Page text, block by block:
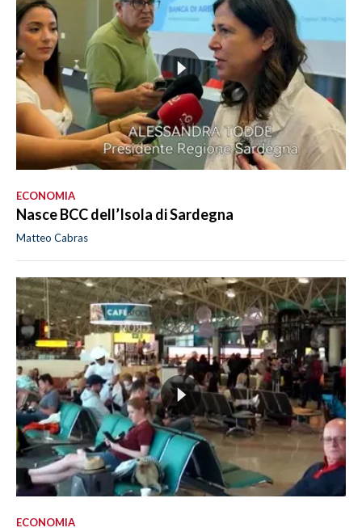
ECONOMIA
Nasce BCC dell’Isola di Sardegna
Matteo Cabras
ECONOMIA